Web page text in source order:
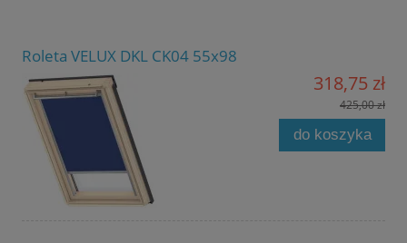
Roleta VELUX DKL CK04 55x98
318,75 zł
425,00 zł
do koszyka